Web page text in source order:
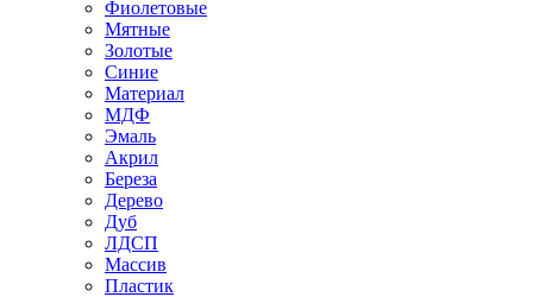
Фиолетовые
Мятные
Золотые
Синие
Материал
МДФ
Эмаль
Акрил
Береза
Дерево
Дуб
ЛДСП
Массив
Пластик